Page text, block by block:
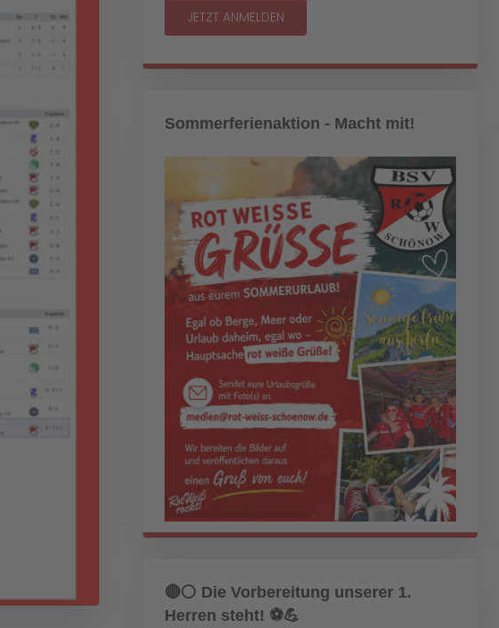
JETZT ANMELDEN
Sommerferienaktion - Macht mit!
🔴⚪ Die Vorbereitung unserer 1.
Herren steht! ⚽💪